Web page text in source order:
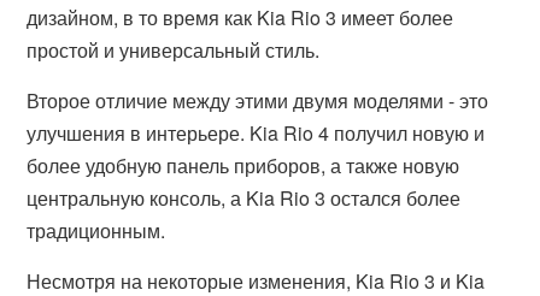
дизайном, в то время как Kia Rio 3 имеет более
простой и универсальный стиль.
Второе отличие между этими двумя моделями - это
улучшения в интерьере. Kia Rio 4 получил новую и
более удобную панель приборов, а также новую
центральную консоль, а Kia Rio 3 остался более
традиционным.
Несмотря на некоторые изменения, Kia Rio 3 и Kia